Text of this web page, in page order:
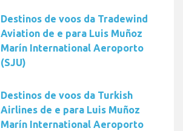
Destinos de voos da Tradewind
Aviation de e para Luis Muñoz
Marín International Aeroporto
(SJU)
Destinos de voos da Turkish
Airlines de e para Luis Muñoz
Marín International Aeroporto